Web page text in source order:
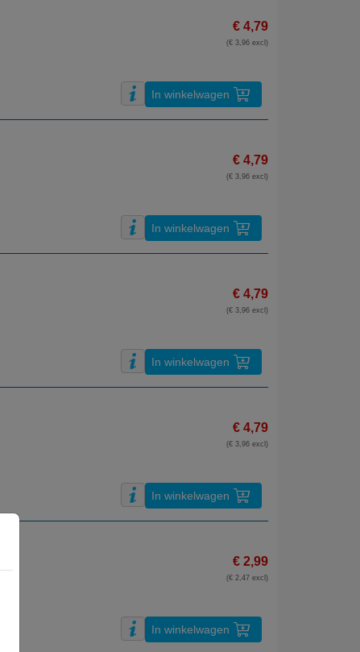
€ 4,79
(€ 3,96 excl)
In winkelwagen
€ 4,79
(€ 3,96 excl)
In winkelwagen
€ 4,79
(€ 3,96 excl)
In winkelwagen
€ 4,79
(€ 3,96 excl)
In winkelwagen
€ 2,99
(€ 2,47 excl)
In winkelwagen